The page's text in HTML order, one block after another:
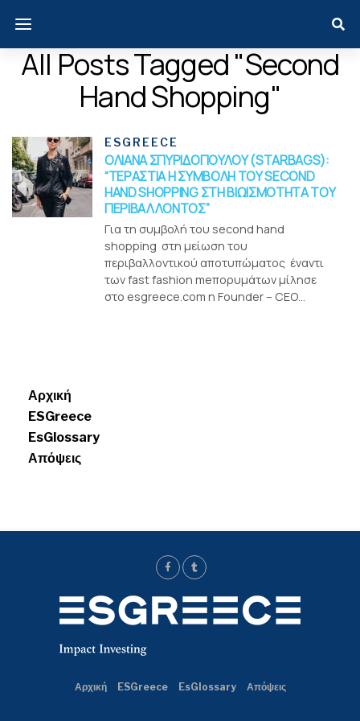
All Posts Tagged "second
Hand Shopping"
ESGREECE
ΟΛΙΑΝΑ ΣΠΥΡΙΔΟΠΟΥΛΟΥ (STARBAGS):
“ΤΕΡΑΣΤΙΑ Η ΣΥΜΒΟΛΗ ΤΟΥ SECOND
HAND SHOPPING ΣΤΗ ΒΙΩΙΣΜΟΤΗΤΑ ΤΟΥ
ΠΕΡΙΒΑΛΛΟΝΤΟΣ”
Για τη συμβολή του second hand
shopping στη μείωση του
περιβαλλοντικού αποτυπώματος έναντι
των fast fashion meπορυμάτων μίλησε
στο esgreece.com η Founder – CΕΟ...
Αρχική
ESGreece
EsGlossary
Απόψεις
Αρχική ESGreece EsGlossary Απόψεις